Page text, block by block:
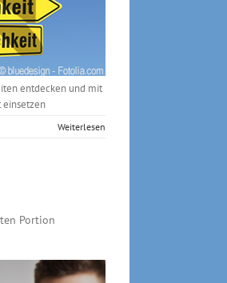
entdecken und mit
Weiterlesen
Portion